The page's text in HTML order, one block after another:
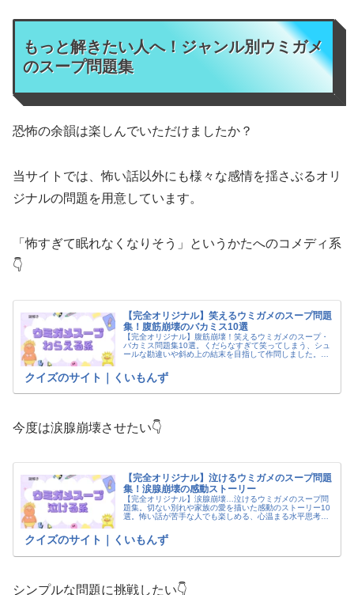
もっと解きたい人へ！ジャンル別ウミガメ
のスープ問題集
恐怖の余韻は楽しんでいただけましたか？
当サイトでは、怖い話以外にも様々な感情を揺さぶるオリ
ジナルの問題を用意しています。
「怖すぎて眠れなくなりそう」というかたへのコメディ系
👇
【完全オリジナル】笑えるウミガメのスープ問題
集！腹筋崩壊のバカミス10選
【完全オリジナル】腹筋崩壊！笑えるウミガメのスープ・
バカミス問題集10選。くだらなすぎて笑ってしまう、シュ
ールな勘違いや斜め上の結末を目指して作問しました。
イズです。
クイズのサイト｜くいもんず
今度は涙腺崩壊させたい👇
【完全オリジナル】泣けるウミガメのスープ問題
集！涙腺崩壊の感動ストーリー
【完全オリジナル】涙腺崩壊…泣けるウミガメのスープ問
題集。切ない別れや家族の愛を描いた感動のストーリー10
選。怖い話が苦手な人でも楽しめる、心温まる水平思考ク
配信使用OK。
クイズのサイト｜くいもんず
シンプルな問題に挑戦したい👇